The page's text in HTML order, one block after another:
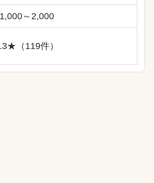
～2,000
（119件）